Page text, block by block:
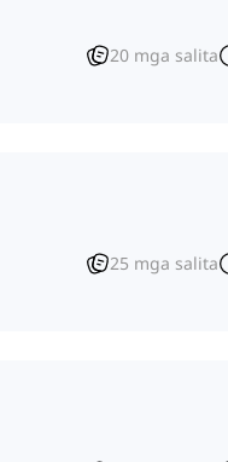
20 mga salita
25 mga salita